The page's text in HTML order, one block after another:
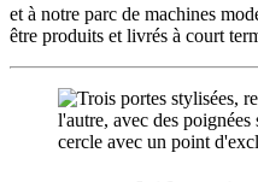
et à notre parc de machines
être produits et livrés à court